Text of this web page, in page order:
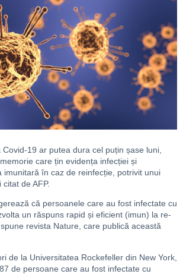
19 ar putea dura cel puțin șase luni,
care țin evidența infecției și
imunitară în caz de reinfecție, potrivit unui
de AFP.
că persoanele care au fost infectate cu
un răspuns rapid și eficient (imun) la re-
revista Nature, care publică această
de la Universitatea Rockefeller din New York,
de persoane care au fost infectate cu